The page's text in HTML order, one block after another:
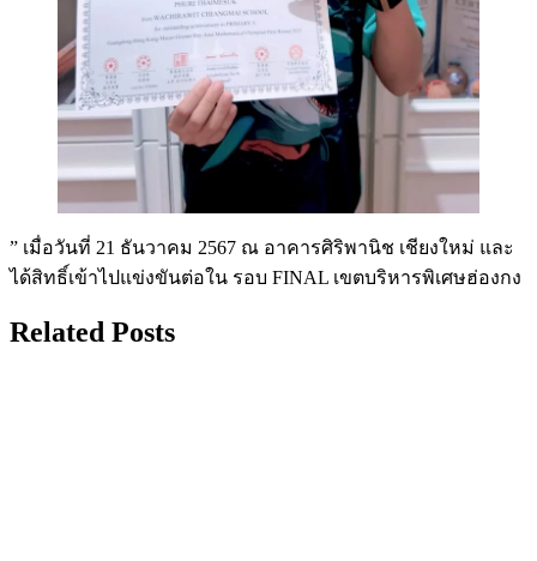
” เมื่อวันที่ 21 ธันวาคม 2567 ณ อาคารศิริพานิช เชียงใหม่ และ
ได้สิทธิ์เข้าไปแข่งขันต่อใน รอบ FINAL เขตบริหารพิเศษฮ่องกง
Related Posts